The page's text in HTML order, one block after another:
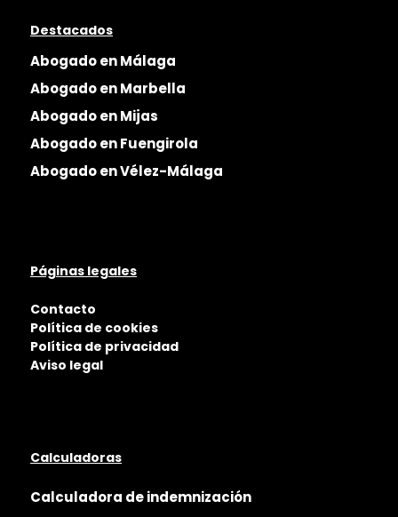
Destacados
Abogado en Málaga
Abogado en Marbella
Abogado en Mijas
Abogado en Fuengirola
Abogado en Vélez-Málaga
Páginas legales
Contacto
Política de cookies
Política de privacidad
Aviso legal
Calculadoras
Calculadora de indemnización